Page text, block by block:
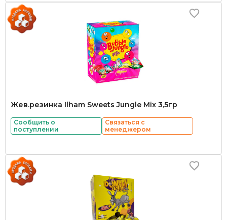
Жев.резинка Ilham Sweets Jungle Mix 3,5гр
Сообщить о
поступлении
Связаться с
менеджером